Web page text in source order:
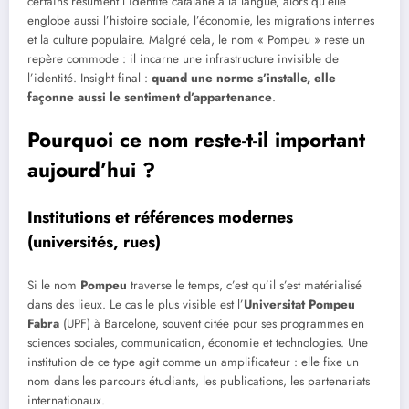
englobe aussi l’histoire sociale, l’économie, les migrations internes
et la culture populaire. Malgré cela, le nom « Pompeu » reste un
repère commode : il incarne une infrastructure invisible de
l’identité. Insight final : quand une norme s’installe, elle
façonne aussi le sentiment d’appartenance.
Pourquoi ce nom reste-t-il important
aujourd’hui ?
Institutions et références modernes
(universités, rues)
Si le nom Pompeu traverse le temps, c’est qu’il s’est matérialisé
dans des lieux. Le cas le plus visible est l’Universitat Pompeu
Fabra (UPF) à Barcelone, souvent citée pour ses programmes en
sciences sociales, communication, économie et technologies. Une
institution de ce type agit comme un amplificateur : elle fixe un
nom dans les parcours étudiants, les publications, les partenariats
internationaux.